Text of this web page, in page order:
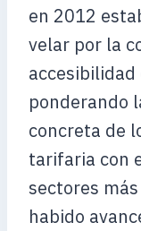
en 2012
velar por la
ponderando
concreta de
tarifaria con
sectores
habido